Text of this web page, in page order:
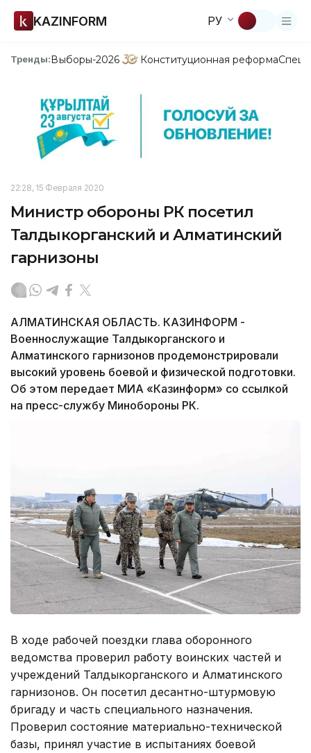
KAZINFORM РУ
Тренды:Выборы-2026 Конституционная реформа
22:28, 15 Февраля 2020
Министр обороны РК посетил
Талдыкорганский и Алматинский
гарнизоны
АЛМАТИНСКАЯ ОБЛАСТЬ. КАЗИНФОРМ -
Военнослужащие Талдыкорганского и
Алматинского гарнизонов продемонстрировали
высокий уровень боевой и физической подготовки.
Об этом передает МИА «Казинформ» со ссылкой
на пресс-службу Минобороны РК.
В ходе рабочей поездки глава оборонного
ведомства проверил работу воинских частей и
учреждений Талдыкорганского и Алматинского
гарнизонов. Он посетил десантно-штурмовую
бригаду и часть специального назначения.
Проверил состояние материально-технической
базы, принял участие в испытаниях боевой